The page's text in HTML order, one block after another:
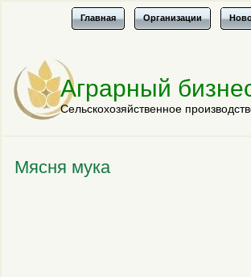
Главная Организации
Аграрный
Сельскохозяйственное
Мясня мука